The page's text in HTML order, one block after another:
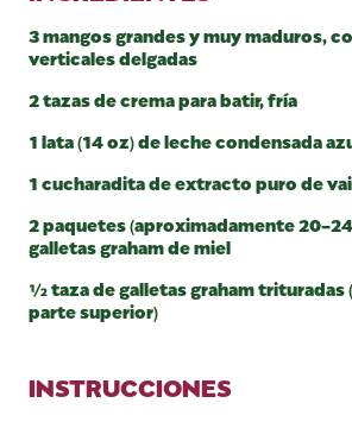
3 mangos grandes y muy maduros,
verticales delgadas
2 tazas de crema para batir, fría
1 lata (14 oz) de leche condensada
1 cucharadita de extracto puro de
2 paquetes (aproximadamente 20-
galletas graham de miel
½ taza de galletas graham trituradas
parte superior)
INSTRUCCIONES